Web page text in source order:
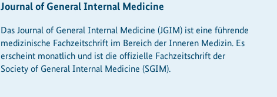
Journal of General Internal Medicine
Das Journal of General Internal Medicine (JGIM) ist eine führende
medizinische Fachzeitschrift im Bereich der Inneren Medizin. Es
erscheint monatlich und ist die offizielle Fachzeitschrift der
Society of General Internal Medicine (SGIM).